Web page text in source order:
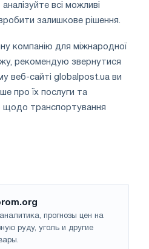
всі можливі
залишкове рішення.
компанію для міжнародної
рекомендую звернутися
веб-сайті globalpost.ua ви
про їх послуги та
щодо транспортування
прогнозы цен на
руду, уголь и другие